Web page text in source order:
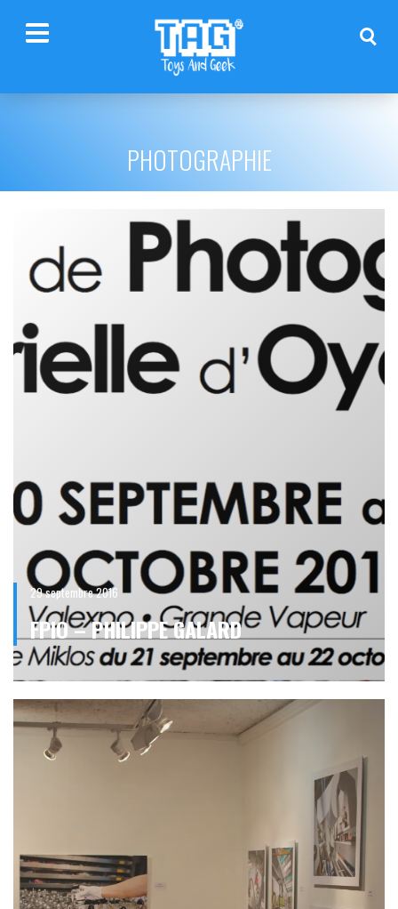
PHOTOGRAPHIE
29 septembre 2016
FPIO – PHILIPPE GALARD